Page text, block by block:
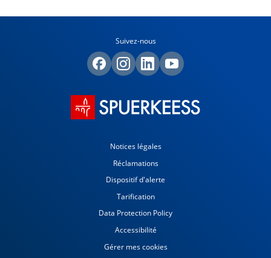
Suivez-nous
Notices légales
Réclamations
Dispositif d'alerte
Tarification
Data Protection Policy
Accessibilité
Gérer mes cookies